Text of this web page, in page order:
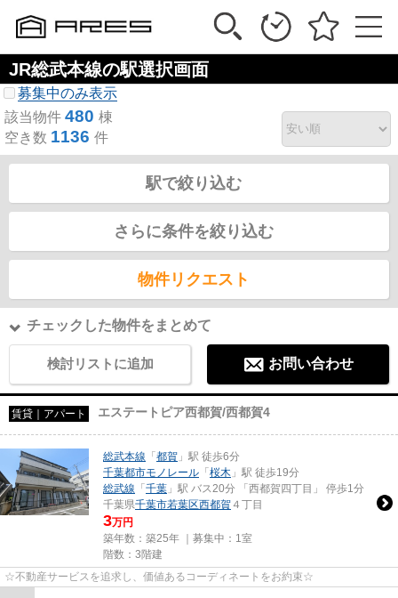
JR総武本線の駅選択画面
募集中のみ表示
該当物件 480 棟
空き数 1136 件
駅で絞り込む
さらに条件を絞り込む
物件リクエスト
チェックした物件をまとめて
検討リストに追加 お問い合わせ
賃貸｜アパート エステートピア西都賀/西都賀4
総武本線 「都賀 」駅 徒歩6分
千葉都市モノレール 「桜木 」駅 徒歩19分
総武線 「千葉 」駅 バス20分 「西都賀四丁目」 停歩1分
千葉県千葉市若葉区西都賀 ４丁目
3万円
築年数：築25年 ｜募集中： 1室
階数：3階建
☆不動産サービスを追求し、価値あるコーディネートをお約束☆